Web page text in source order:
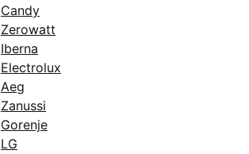
Candy
Zerowatt
Iberna
Electrolux
Aeg
Zanussi
Gorenje
LG